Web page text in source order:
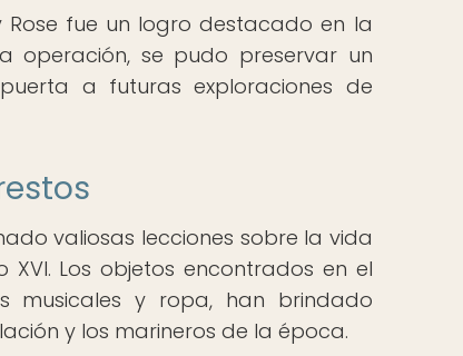
Rose fue un logro destacado en la
operación, se pudo preservar un
a futuras exploraciones de
valiosas lecciones sobre la vida
Los objetos encontrados en el
musicales y ropa, han brindado
y los marineros de la época.